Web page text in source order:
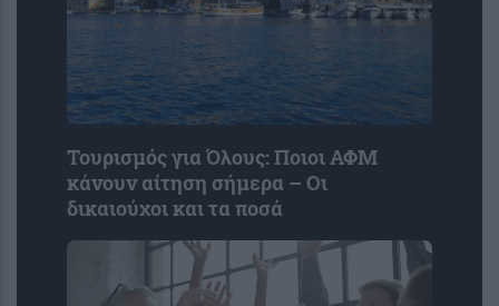
Τουρισμός για Όλους: Ποιοι ΑΦΜ
κάνουν αίτηση σήμερα – Οι
δικαιούχοι και τα ποσά